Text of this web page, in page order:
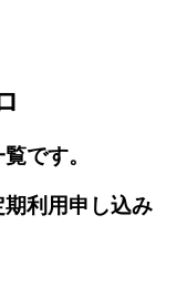
です。
利用申し込み